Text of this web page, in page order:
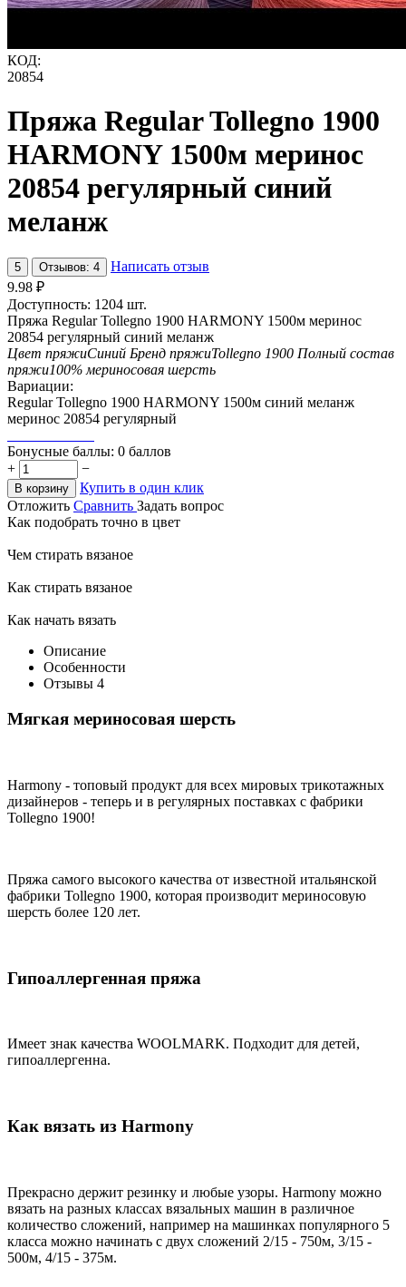
КОД:
20854
Пряжа Regular Tollegno 1900
HARMONY 1500м меринос
20854 регулярный синий
меланж
5 Отзывов: 4
Написать отзыв
9.98 ₽
Доступность: 1204 шт.
Пряжа Regular Tollegno 1900 HARMONY 1500м меринос
20854 регулярный синий меланж
Цвет пряжиСиний Бренд пряжиTollegno 1900 Полный состав
пряжи100% мериносовая шерсть
Вариации:
Regular Tollegno 1900 HARMONY 1500м синий меланж
меринос 20854 регулярный
Бонусные баллы: 0 баллов
+
−
В корзину
Купить в один клик
Отложить Сравнить Задать вопрос
Как подобрать точно в цвет
Чем стирать вязаное
Как стирать вязаное
Как начать вязать
Описание
Особенности
Отзывы 4
Мягкая мериносовая шерсть
Harmony - топовый продукт для всех мировых трикотажных
дизайнеров - теперь и в регулярных поставках с фабрики
Tollegno 1900!
Пряжа самого высокого качества от известной итальянской
фабрики Tollegno 1900, которая производит мериносовую
шерсть более 120 лет.
Гипоаллергенная пряжа
Имеет знак качества WOOLMARK. Подходит для детей,
гипоаллергенна.
Как вязать из Harmony
Прекрасно держит резинку и любые узоры. Harmony можно
вязать на разных классах вязальных машин в различное
количество сложений, например на машинках популярного 5
класса можно начинать с двух сложений 2/15 - 750м, 3/15 -
500м, 4/15 - 375м.